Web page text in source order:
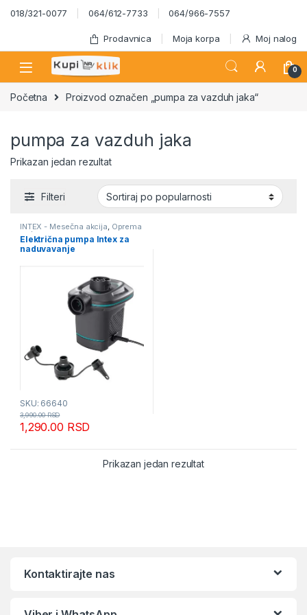
Skip to navigation
Skip to content
018/321-0077 064/612-7733 064/966-7557
Prodavnica Moja korpa Moj nalog
0
Početna Proizvod označen „pumpa za vazduh jaka“
pumpa za vazduh jaka
Prikazan jedan rezultat
Filteri
INTEX - Mesečna akcija, Oprema
za bazene
Električna pumpa Intex za
naduvavanje
SKU: 66640
1,290.00 RSD
3,990.00RSD
Prikazan jedan rezultat
Kontaktirajte nas